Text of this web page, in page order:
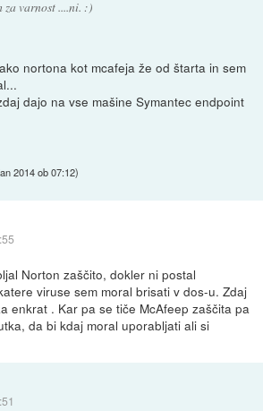
za varnost ....ni. :)
nortona kot mcafeja že od štarta in sem
dajo na vse mašine Symantec endpoint
2014 ob 07:12)
Norton zaščito, dokler ni postal
viruse sem moral brisati v dos-u. Zdaj
enkrat . Kar pa se tiče McAfeep zaščita pa
da bi kdaj moral uporabljati ali si